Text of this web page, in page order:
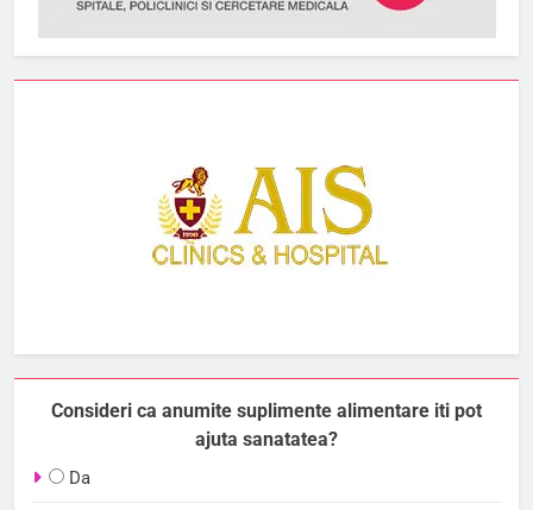
Consideri ca anumite suplimente alimentare iti pot
ajuta sanatatea?
Da